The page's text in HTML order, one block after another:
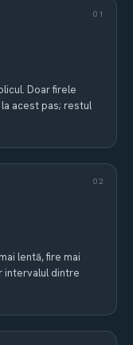
Doar firele
acest pas; restul
lentă, fire mai
intervalul dintre